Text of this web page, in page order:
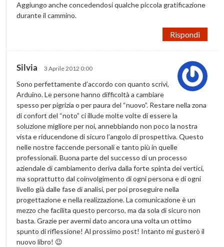
Aggiungo anche concedendosi qualche piccola gratificazione
durante il cammino.
Rispondi
Silvia 3 Aprile 2012 0:00
Sono perfettamente d’accordo con quanto scrivi,
Arduino. Le persone hanno difficoltà a cambiare
spesso per pigrizia o per paura del “nuovo”. Restare nella zona
di confort del “noto” ci illude molte volte di essere la
soluzione migliore per noi, annebbiando non poco la nostra
vista e riducendone di sicuro l’angolo di prospettiva. Questo
nelle nostre faccende personali e tanto più in quelle
professionali. Buona parte del successo di un processo
aziendale di cambiamento deriva dalla forte spinta dei vertici,
ma soprattutto dal coinvolgimento di ogni persona e di ogni
livello già dalle fase di analisi, per poi proseguire nella
progettazione e nella realizzazione. La comunicazione è un
mezzo che facilita questo percorso, ma da sola di sicuro non
basta. Grazie per avermi dato ancora una volta un ottimo
spunto di riflessione! Al prossimo post! Intanto mi gusterò il
nuovo libro! 😉